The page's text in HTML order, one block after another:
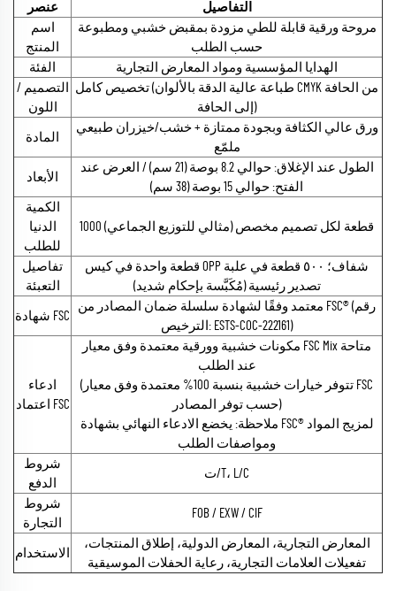
عنصر
التفاصيل
اسم
المنتج
مروحة ورقية قابلة للطي مزودة بمقبض خشبي ومطبوعة
حسب الطلب
الفئة
الهدايا المؤسسية ومواد المعارض التجارية
التصميم /
اللون
تخصيص كامل (طباعة عالية الدقة بالألوان CMYK من الحافة
إلى الحافة)
المادة
ورق عالي الكثافة وبجودة ممتازة + خشب/خيزران طبيعي
ملمّع
الأبعاد
الطول عند الإغلاق: حوالي 8.2 بوصة (21 سم) / العرض عند
الفتح: حوالي 15 بوصة (38 سم)
الكمية
الدنيا
للطلب
1000 قطعة لكل تصميم مخصص (مثالي للتوزيع الجماعي)
تفاصيل
التعبئة
قطعة واحدة في كيس OPP شفاف؛ ٥٠٠ قطعة في علبة
تصدير رئيسية (مُكَبَّسة بإحكام شديد)
شهادة FSC
معتمد وفقًا لشهادة سلسلة ضمان المصادر من FSC® (رقم
الترخيص: ESTS-COC-222161)
ادعاء
اعتماد FSC
مكونات خشبية وورقية معتمدة وفق معيار FSC Mix متاحة
عند الطلب
(تتوفر خيارات خشبية بنسبة 100% معتمدة وفق معيار FSC
حسب توفر المصادر)
ملاحظة: يخضع الادعاء النهائي بشهادة FSC® لمزيج المواد
ومواصفات الطلب
شروط
الدفع
ت/T، L/C
شروط
التجارة
FOB / EXW / CIF
الاستخدام
المعارض التجارية، المعارض الدولية، إطلاق المنتجات،
تفعيلات العلامات التجارية، رعاية الحفلات الموسيقية